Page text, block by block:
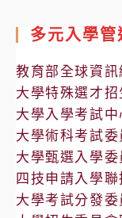
多元入學管
教育部全球資訊
大學特殊選才招
大學入學考試中
大學術科考試委
大學甄選入學委
四技申請入學聯
大學考試分發委